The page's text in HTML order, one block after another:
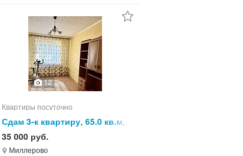
12
Квартиры посуточно
Сдам 3-к квартиру, 65.0 кв.м,
этаж 3 из 3
35 000 руб.
Миллерово